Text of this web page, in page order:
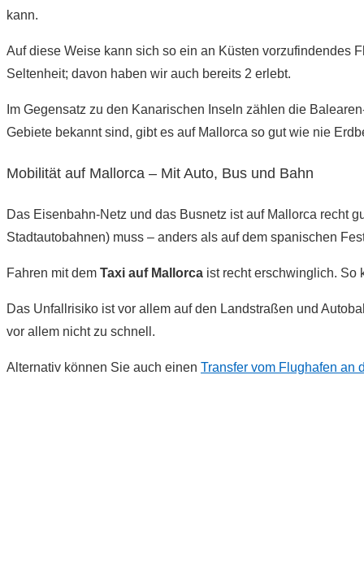
kann.
Auf diese Weise kann sich so ein an Küsten vorzufindendes
Seltenheit; davon haben wir auch bereits 2 erlebt.
Im Gegensatz zu den Kanarischen Inseln zählen die
Gebiete bekannt sind, gibt es auf Mallorca so gut wie nie
Mobilität auf Mallorca – Mit Auto, Bus und Bahn
Das Eisenbahn-Netz und das Busnetz ist auf Mallorca recht
Stadtautobahnen) muss – anders als auf dem spanischen
Fahren mit dem Taxi auf Mallorca ist recht erschwinglich. So
Das Unfallrisiko ist vor allem auf den Landstraßen und
vor allem nicht zu schnell.
Alternativ können Sie auch einen Transfer vom Flughafen an